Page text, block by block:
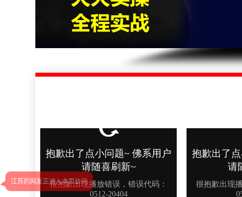
江苏的网友正进入本页访问